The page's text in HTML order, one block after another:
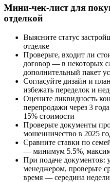
Мини-чек-лист для
отделкой
Выясните статус
отделке
Проверьте, входит ли
договор — в некоторых
дополнительный пакет
Согласуйте дизайн и
избежать переделок и
Оцените ликвидность
перепродажи через 3
15% стоимости
Проверьте документы
мошенничество в 2025
Сравните ставки по
— минимум 5.5%,
При подаче документов:
менеджером, проверьте
время — середина